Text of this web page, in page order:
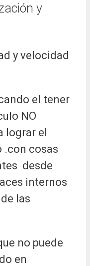
y
y velocidad
el tener
NO
lograr el
.con cosas
desde
internos
las
no puede
en